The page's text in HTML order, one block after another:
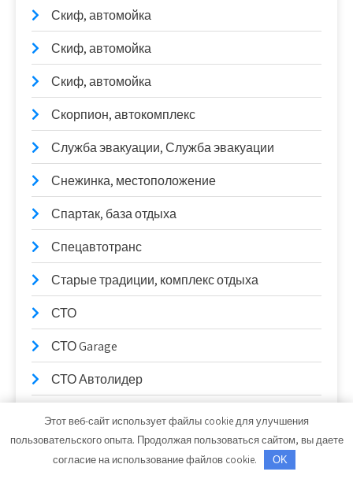
Скиф, автомойка
Скиф, автомойка
Скиф, автомойка
Скорпион, автокомплекс
Служба эвакуации, Служба эвакуации
Снежинка, местоположение
Спартак, база отдыха
Спецавтотранс
Старые традиции, комплекс отдыха
СТО
СТО Garage
СТО Автолидер
СТО Трембачева
Этот веб-сайт использует файлы cookie для улучшения
пользовательского опыта. Продолжая пользоваться сайтом, вы даете
согласие на использование файлов cookie.
OK